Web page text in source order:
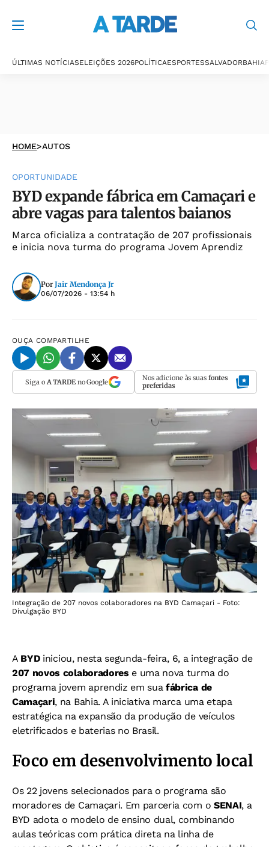
ÚLTIMAS NOTÍCIASELEIÇÕES 2026POLÍTICAESPORTESSALVADORBAHIA
HOME>AUTOS
OPORTUNIDADE
BYD expande fábrica em Camaçari e
abre vagas para talentos baianos
Marca oficializa a contratação de 207 profissionais
e inicia nova turma do programa Jovem Aprendiz
Por Jair Mendonça Jr
06/07/2026 - 13:54 h
OUÇA COMPARTILHE
Siga o A TARDEno Google Nos adicione às suas fontes
preferidas
Integração de 207 novos colaboradores na BYD Camaçari - Foto:
Divulgação BYD
A BYD iniciou, nesta segunda-feira, 6, a integração de
207 novos colaboradores e uma nova turma do
programa jovem aprendiz em suafábrica de
Camaçari, na Bahia. A iniciativa marca uma etapa
estratégica na expansão da produção de veículos
eletrificados e baterias no Brasil.
Foco em desenvolvimento local
Os 22 jovens selecionados para o programa são
moradores de Camaçari. Em parceria com o SENAI, a
BYD adota o modelo de ensino dual, combinando
aulas teóricas com prática direta na linha de